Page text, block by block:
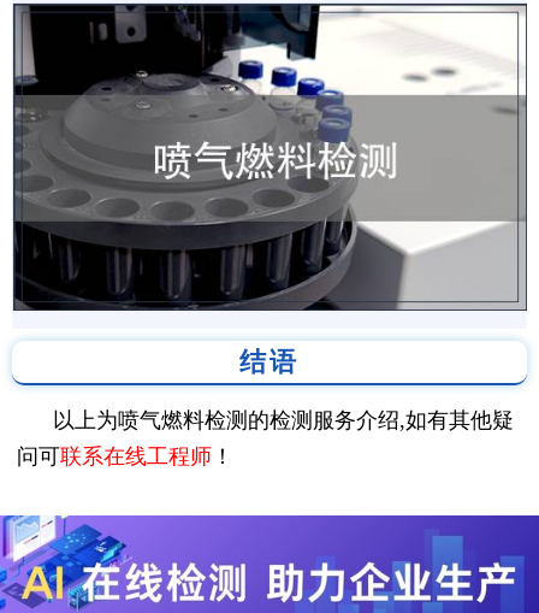
结语
以上为喷气燃料检测的检测服务介绍,如有其他疑
问可联系在线工程师 ！